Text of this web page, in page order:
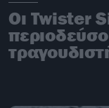
Οι Twister